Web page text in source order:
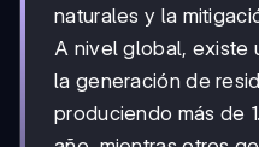
naturales y la
A nivel global, existe
la generación de
produciendo más de